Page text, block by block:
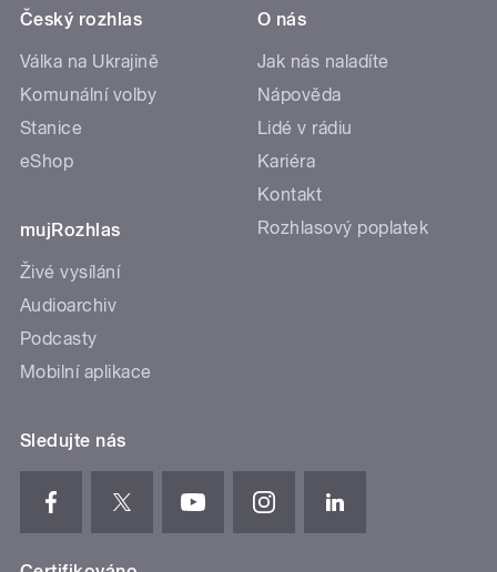
Český rozhlas
Válka na Ukrajině
Komunální volby
Stanice
eShop
mujRozhlas
Živé vysílání
Audioarchiv
Podcasty
Mobilní aplikace
O nás
Jak nás naladíte
Nápověda
Lidé v rádiu
Kariéra
Kontakt
Rozhlasový poplatek
Sledujte nás